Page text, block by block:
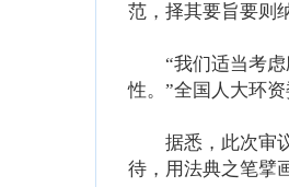
范，择其要旨要则
“我们适当考虑
性。”全国人大环
据悉，此次审议
待，用法典之笔擘